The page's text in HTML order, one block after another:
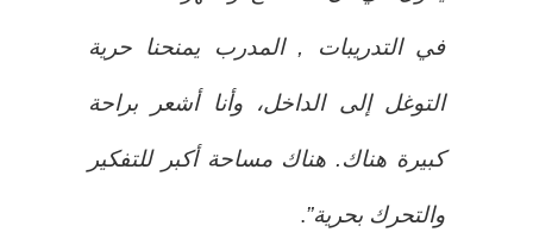
في التدريبات , المدرب يمنحنا حرية
التوغل إلى الداخل، وأنا أشعر براحة
كبيرة هناك. هناك مساحة أكبر للتفكير
والتحرك بحرية”.